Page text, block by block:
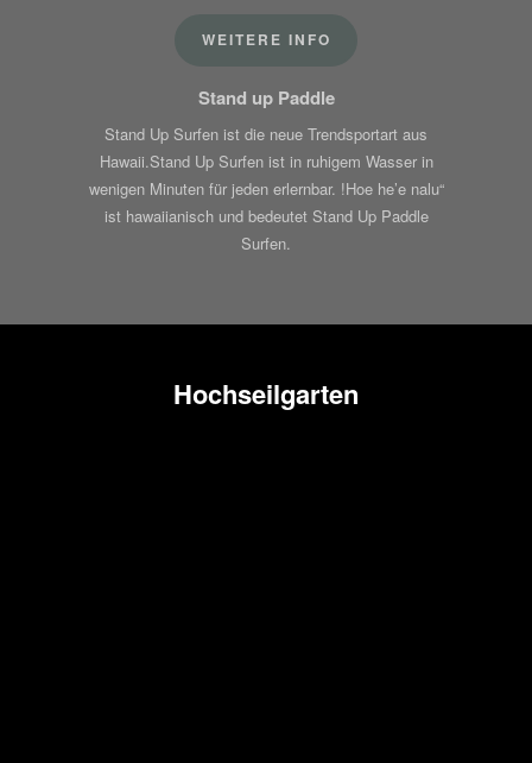
WEITERE INFO
Stand up Paddle
Stand Up Surfen ist die neue Trendsportart aus
Hawaii.Stand Up Surfen ist in ruhigem Wasser in
wenigen Minuten für jeden erlernbar. !Hoe he’e nalu“
ist hawaiianisch und bedeutet Stand Up Paddle
Surfen.
Hochseilgarten